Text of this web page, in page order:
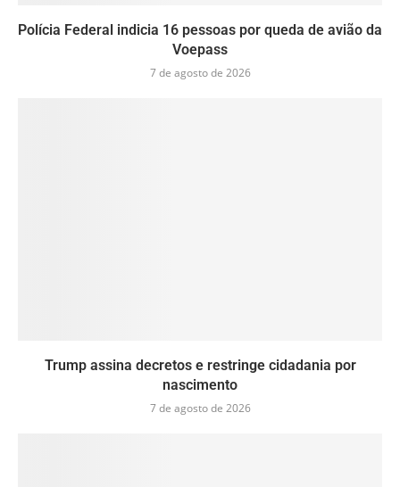
Polícia Federal indicia 16 pessoas por queda de avião da
Voepass
7 de agosto de 2026
Trump assina decretos e restringe cidadania por
nascimento
7 de agosto de 2026